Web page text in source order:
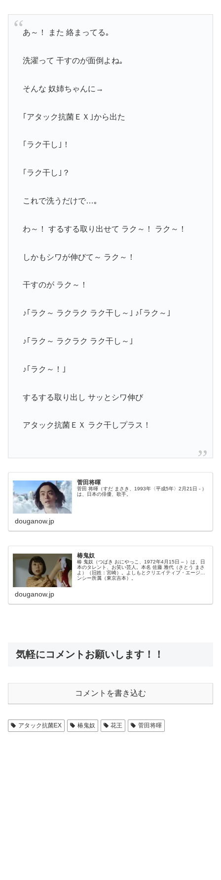
あ～！ また 絡まってる｡
洗濯って 干すのが面倒よね｡
そんな 奴姉ちゃんに→
｢アタック抗菌ＥＸ｣から出た
｢ラク干し｣！
｢ラク干し｣？
これで洗うだけで…｡
わ～！ するする取り出せて ラク～！ ラク～！
しかもシワが伸びて～ ラク～！
干すのが ラク～！
♪｢ラク～ ラクラク ラク干し～｣ ♪｢ラク～｣
♪｢ラク～ ラクラク ラク干し～｣
♪｢ラク～！｣
するする取り出し サッとシワ伸び
アタック抗菌ＥＸ ラク干しプラス！
菅田将暉
菅田 将暉（すだ まさき、1993年〈平成5年〉2月21日 - ）
は、日本の俳優、歌手。
douganow.jp
椿鬼奴
椿 鬼奴（つばき おにやっこ、1972年4月15日 – ）は、日
本のタレント、お笑い芸人。本名 佐藤 雅代（さとう まさ
よ）（旧姓：宮崎）。よしもとクリエイティブ・エージェ
ンシー所属（東京吉本）。
douganow.jp
気軽にコメントお願いします！！
コメントを書き込む
アタック抗菌EX 椿鬼奴 花王 菅田将暉